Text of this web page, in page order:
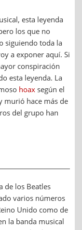
esta leyenda
los que no
siguiendo toda la
a exponer aquí. Si
conspiración
esta leyenda. La
hoax según el
murió hace más de
del grupo han
de los Beatles
varios números
Unido como de
la banda musical